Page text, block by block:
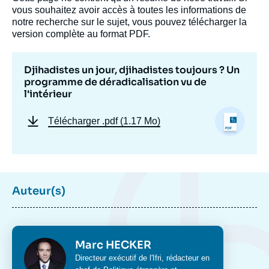
vous souhaitez avoir accès à toutes les informations de
notre recherche sur le sujet, vous pouvez télécharger la
version complète au format PDF.
Djihadistes un jour, djihadistes toujours ? Un
programme de déradicalisation vu de
l'intérieur
Télécharger .pdf (1.17 Mo)
Auteur(s)
Photo Marc HECKER
Intitulé
Directeur exécutif de l'Ifri, rédacteur en
déradicalisation vu de l'intérieur », Études,
Focus Stratégique, Ifri, 1 février 2021.
Copier